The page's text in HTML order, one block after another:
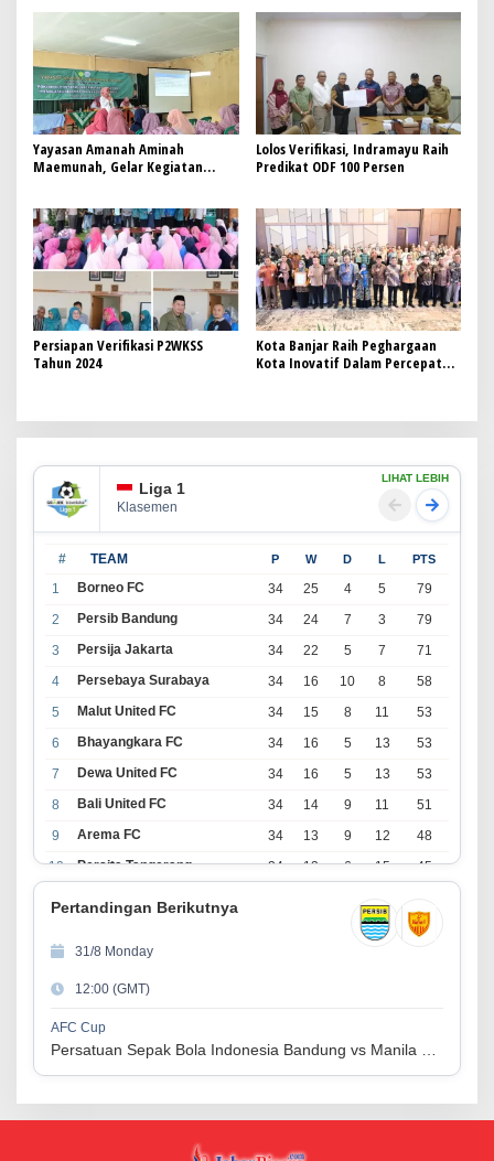
Yayasan Amanah Aminah
Maemunah, Gelar Kegiatan
Lolos Verifikasi, Indramayu Raih
Predikat ODF 100 Persen
Persiapan Verifikasi P2WKSS
Tahun 2024
Kota Banjar Raih Peghargaan
Kota Inovatif Dalam Percepatan
Liga 1
Klasemen
LIHAT LEBIH
# TEAM P W D L PTS
1 Borneo FC 34 25 4 5
79
2
Persib Bandung 34 24 7 3
79
3
Persija Jakarta 34 22 5 7
71
4
Persebaya Surabaya 34 16 10 8
58
5
Malut United FC 34 15 8 11
53
6
Bhayangkara FC 34 16 5 13
53
7
Dewa United FC 34 16 5 13
53
8
Bali United FC 34 14 9 11
51
9
Arema FC 34 13 9 12
48
10
Persita Tangerang 34 13 6 15
45
17
39
13
Persijap Jepara
14
Madura United FC
15
PSM Makassar
16
Persis Solo 34 8 10 16
34
Semen Padang FC
Pertandingan Berikutnya
31/8 Monday
12:00 (GMT)
AFC Cup